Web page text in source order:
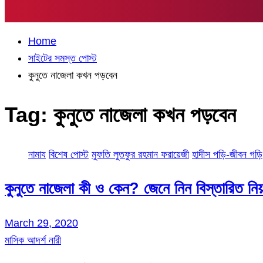
Home
সাইটের সমস্ত পোস্ট
কুনুতে নাজেলা কখন পড়বেন
Tag: কুনুতে নাজেলা কখন পড়বেন
নামায বিশেষ পোস্ট মুফতি লুতফুর রহমান ফরায়েজী হাদীস পড়ি-জীবন গড়ি
কুনুতে নাজেলা কী ও কেন? জেনে নিন বিস্তারিত
March 29, 2020
মাসিক আদর্শ নারী